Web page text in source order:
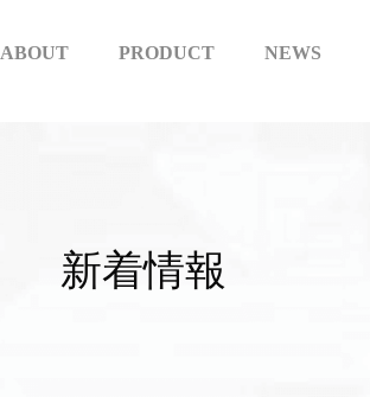
ABOUT PRODUCT NEWS
新着情報